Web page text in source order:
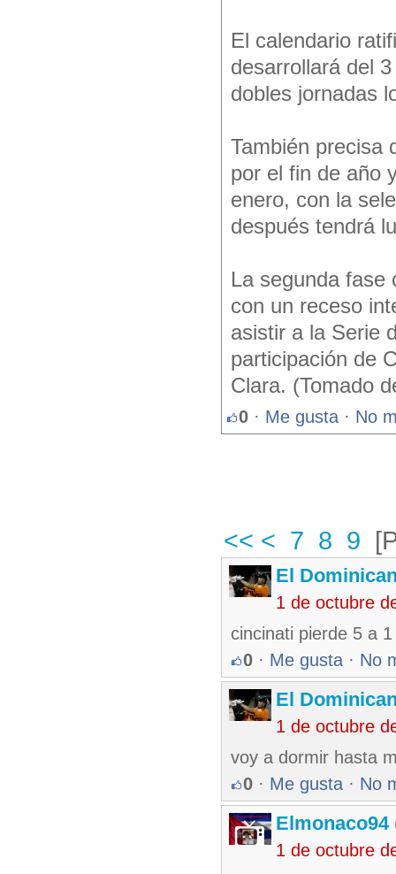
El calendario
desarrollará del
dobles jornadas
También precisa
por el fin de año
enero, con la
después tendrá
La segunda fase
con un receso
asistir a la Serie
participación de
Clara. (Tomado
0 · Me gusta · No
<< < 7 8 9
El
1 de octubre
cincinati pierde 5 a
0 · Me gusta · No
El
1 de octubre
voy a dormir hasta
0 · Me gusta · No
Elmonaco94
1 de octubre